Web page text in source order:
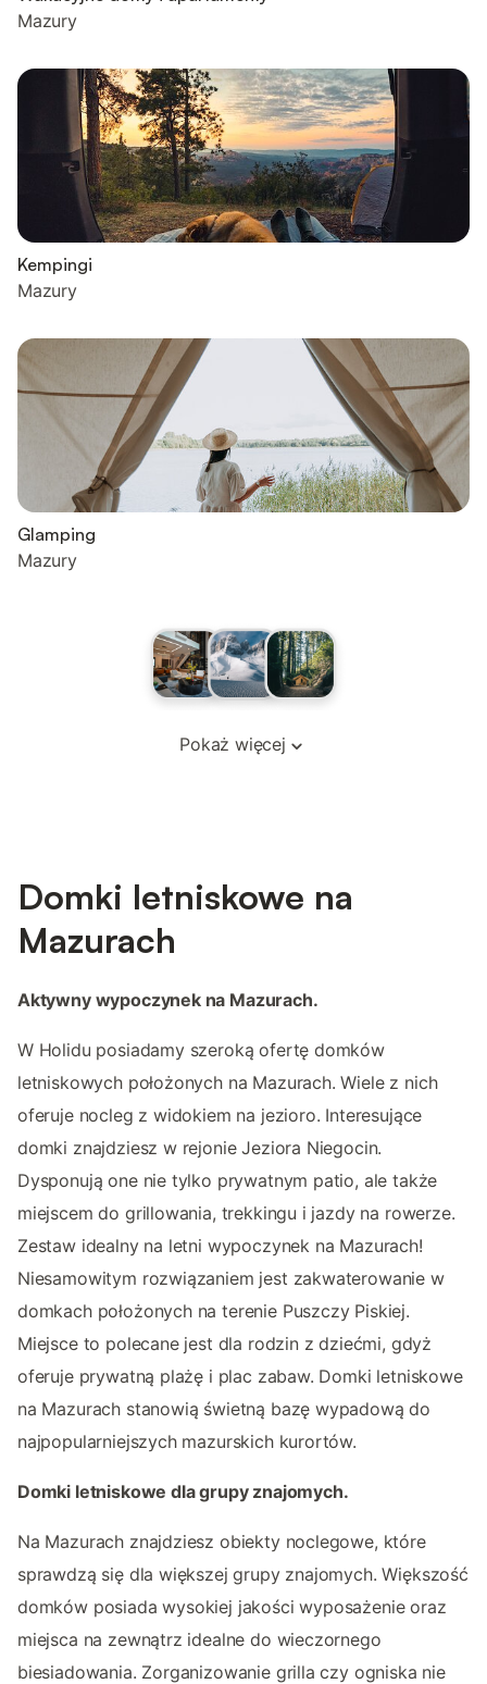
Mazury
Kempingi
Mazury
Glamping
Mazury
Pokaż więcej
Domki letniskowe na
Mazurach
Aktywny wypoczynek na Mazurach.
W Holidu posiadamy szeroką ofertę domków
letniskowych położonych na Mazurach. Wiele z nich
oferuje nocleg z widokiem na jezioro. Interesujące
domki znajdziesz w rejonie Jeziora Niegocin.
Dysponują one nie tylko prywatnym patio, ale także
miejscem do grillowania, trekkingu i jazdy na rowerze.
Zestaw idealny na letni wypoczynek na Mazurach!
Niesamowitym rozwiązaniem jest zakwaterowanie w
domkach położonych na terenie Puszczy Piskiej.
Miejsce to polecane jest dla rodzin z dziećmi, gdyż
oferuje prywatną plażę i plac zabaw. Domki letniskowe
na Mazurach stanowią świetną bazę wypadową do
najpopularniejszych mazurskich kurortów.
Domki letniskowe dla grupy znajomych.
Na Mazurach znajdziesz obiekty noclegowe, które
sprawdzą się dla większej grupy znajomych. Większość
domków posiada wysokiej jakości wyposażenie oraz
miejsca na zewnątrz idealne do wieczornego
biesiadowania. Zorganizowanie grilla czy ogniska nie